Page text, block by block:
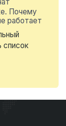
Почему
работает
список